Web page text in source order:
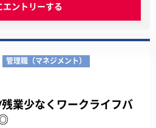
エントリーする
管理職（マネジメント）
業少なくワークライフバ